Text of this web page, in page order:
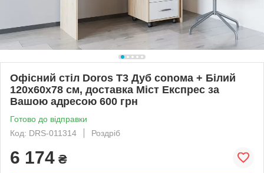
Офісний стіл Doros Т3 Дуб conома + Білий
120х60х78 см, доставка Міст Експрес за
Вашою адресою 600 грн
Готово до відправки
Код: DRS-011314
Роздріб
6 174 ₴